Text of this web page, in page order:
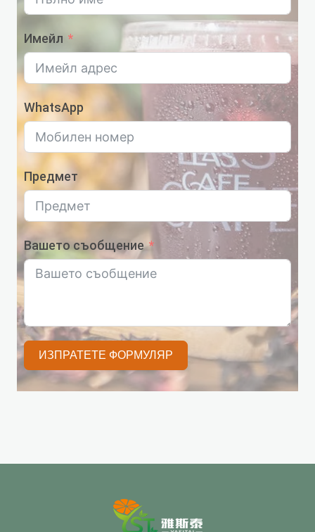
Имейл
WhatsApp
Предмет
Вашето съобщение
ИЗПРАТЕТЕ ФОРМУЛЯР